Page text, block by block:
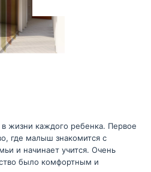
жизни каждого ребенка. Первое
где малыш знакомится с
и начинает учится. Очень
было комфортным и